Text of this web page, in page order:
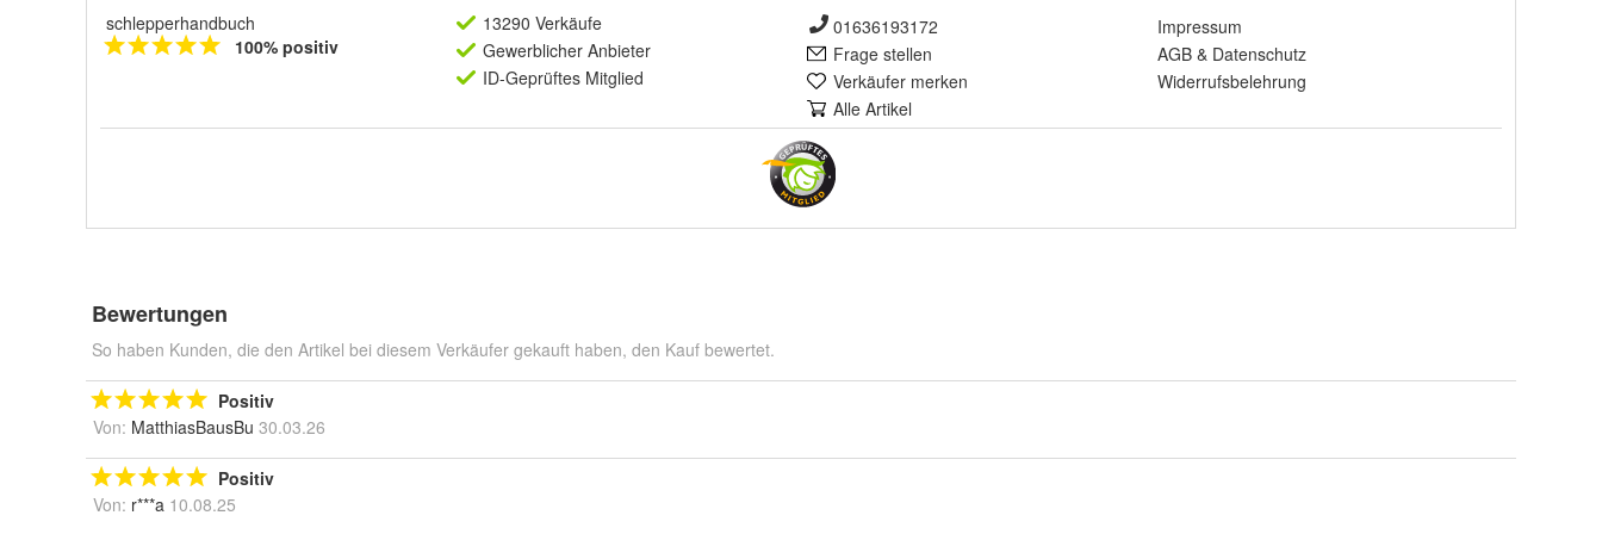
schlepperhandbuch
100% positiv
13290 Verkäufe
Gewerblicher Anbieter
ID-Geprüftes Mitglied
01636193172
Frage stellen
Verkäufer merken
Alle Artikel
Impressum
AGB & Datenschutz
Widerrufsbelehrung
Bewertungen
So haben Kunden, die den Artikel bei diesem Verkäufer gekauft haben, den Kauf bewertet.
Positiv
Von: MatthiasBausBu 30.03.26
Positiv
Von: r***a 10.08.25